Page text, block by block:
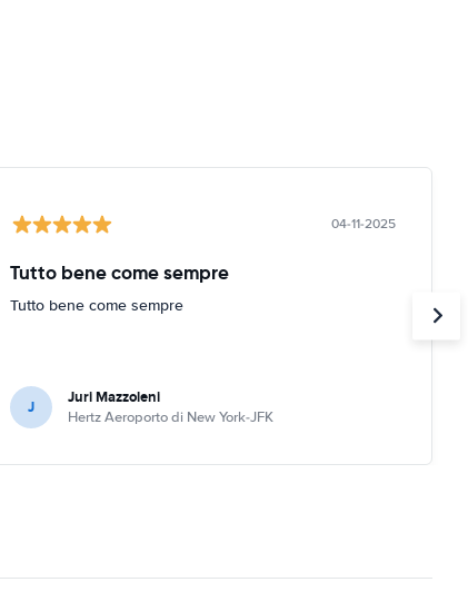
04-11-2025
Tutto bene come sempre
Tutto bene come sempre
J Juri Mazzoleni
Hertz Aeroporto di New York-JFK